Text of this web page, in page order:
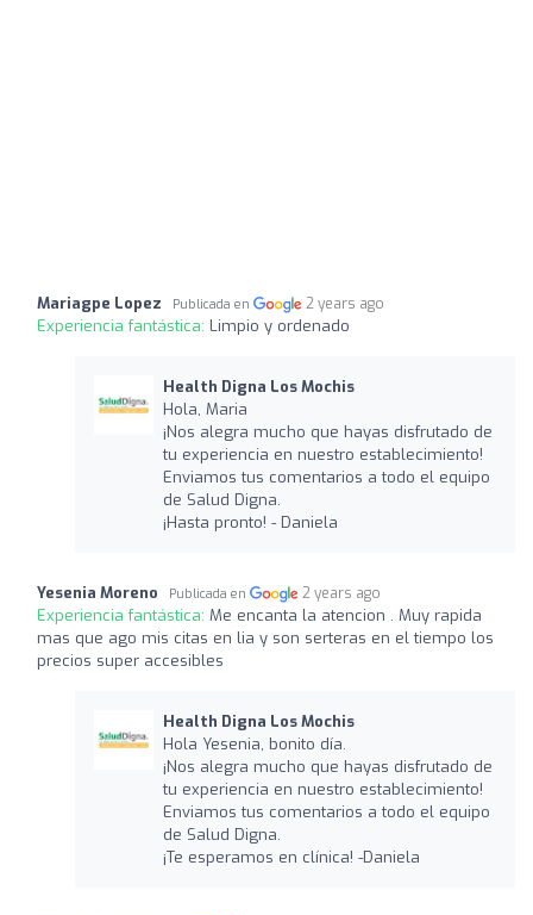
Mariagpe Lopez Publicada en 2 years ago
Experiencia fantástica: Limpio y ordenado
Health Digna Los Mochis
Hola, Maria
¡Nos alegra mucho que hayas disfrutado de
tu experiencia en nuestro establecimiento!
Enviamos tus comentarios a todo el equipo
de Salud Digna.
¡Hasta pronto! - Daniela
Yesenia Moreno Publicada en 2 years ago
Experiencia fantástica: Me encanta la atencion . Muy rapida
mas que ago mis citas en lia y son serteras en el tiempo los
precios super accesibles
Health Digna Los Mochis
Hola Yesenia, bonito día.
¡Nos alegra mucho que hayas disfrutado de
tu experiencia en nuestro establecimiento!
Enviamos tus comentarios a todo el equipo
de Salud Digna.
¡Te esperamos en clínica! -Daniela